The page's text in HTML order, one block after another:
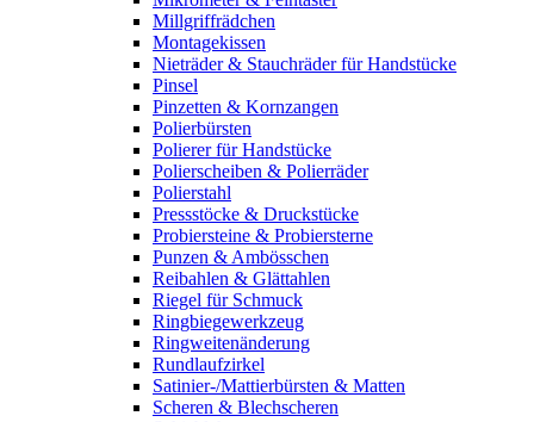
Millgriffrädchen
Montagekissen
Nieträder & Stauchräder für Handstücke
Pinsel
Pinzetten & Kornzangen
Polierbürsten
Polierer für Handstücke
Polierscheiben & Polierräder
Polierstahl
Pressstöcke & Druckstücke
Probiersteine & Probiersterne
Punzen & Ambösschen
Reibahlen & Glättahlen
Riegel für Schmuck
Ringbiegewerkzeug
Ringweitenänderung
Rundlaufzirkel
Satinier-/Mattierbürsten & Matten
Scheren & Blechscheren